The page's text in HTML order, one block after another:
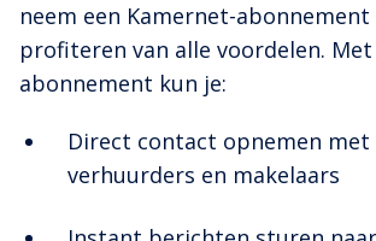
neem een Kamernet-
profiteren van alle voordelen. Met
abonnement kun je:
Direct contact opnemen met
verhuurders en makelaars